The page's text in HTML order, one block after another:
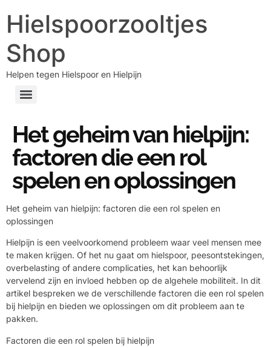
Hielspoorzooltjes
Shop
Helpen tegen Hielspoor en Hielpijn
Het geheim van hielpijn:
factoren die een rol
spelen en oplossingen
Het geheim van hielpijn: factoren die een rol spelen en
oplossingen
Hielpijn is een veelvoorkomend probleem waar veel mensen mee
te maken krijgen. Of het nu gaat om hielspoor, peesontstekingen,
overbelasting of andere complicaties, het kan behoorlijk
vervelend zijn en invloed hebben op de algehele mobiliteit. In dit
artikel bespreken we de verschillende factoren die een rol spelen
bij hielpijn en bieden we oplossingen om dit probleem aan te
pakken.
Factoren die een rol spelen bij hielpijn